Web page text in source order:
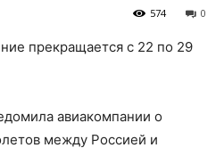
0
574
прекращается с 22 по 29